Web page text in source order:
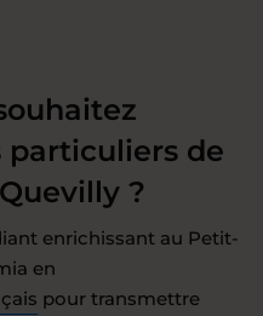
particuliers de
?
enrichissant au Petit-
en
pour transmettre